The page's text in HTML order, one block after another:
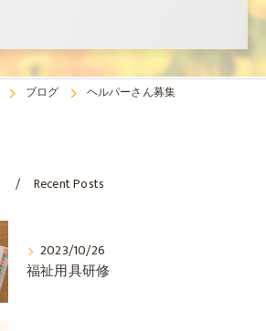
ブログ ヘルパーさん募集
Recent Posts
2023/10/26
福祉用具研修